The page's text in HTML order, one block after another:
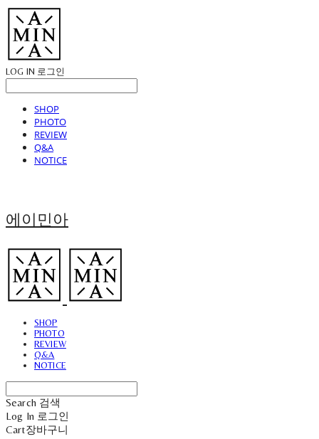
LOG IN 로그인
SHOP
PHOTO
REVIEW
Q&A
NOTICE
에이민아
SHOP
PHOTO
REVIEW
Q&A
NOTICE
Search 검색
Log In 로그인
Cart장바구니